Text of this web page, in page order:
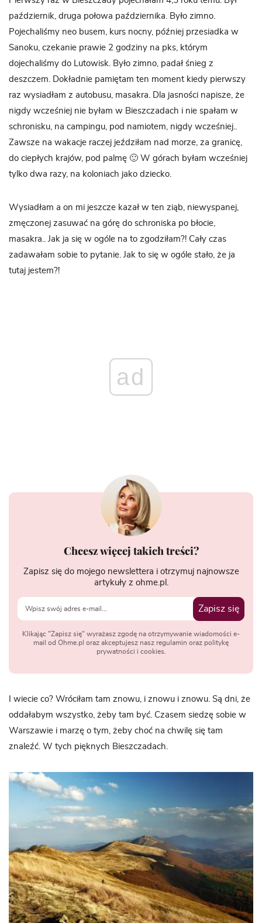
październik, druga połowa października. Było zimno.
Pojechaliśmy neo busem, kurs nocny, później przesiadka w
Sanoku, czekanie prawie 2 godziny na pks, którym
dojechaliśmy do Lutowisk. Było zimno, padał śnieg z
deszczem. Dokładnie pamiętam ten moment kiedy pierwszy
raz wysiadłam z autobusu, masakra. Dla jasności napisze, że
nigdy wcześniej nie byłam w Bieszczadach i nie spałam w
schronisku, na campingu, pod namiotem, nigdy wcześniej..
Zawsze na wakacje raczej jeździłam nad morze, za granicę,
do ciepłych krajów, pod palmę 🙂 W górach byłam wcześniej
tylko dwa razy, na koloniach jako dziecko.
Wysiadłam a on mi jeszcze kazał w ten ziąb, niewyspanej,
zmęczonej zasuwać na górę do schroniska po błocie,
masakra.. Jak ja się w ogóle na to zgodziłam?! Cały czas
zadawałam sobie to pytanie. Jak to się w ogóle stało, że ja
tutaj jestem?!
ad
Chcesz więcej takich treści?
Zapisz się do mojego newslettera i otrzymuj najnowsze
artykuły z ohme.pl.
Zapisz się
Klikając "Zapisz się" wyrażasz zgodę na otrzymywanie wiadomości e-
mail od Ohme.pl oraz akceptujesz nasz regulamin oraz politykę
prywatności i cookies.
I wiecie co? Wróciłam tam znowu, i znowu i znowu. Są dni, że
oddałabym wszystko, żeby tam być. Czasem siedzę sobie w
Warszawie i marzę o tym, żeby choć na chwilę się tam
znaleźć. W tych pięknych Bieszczadach.